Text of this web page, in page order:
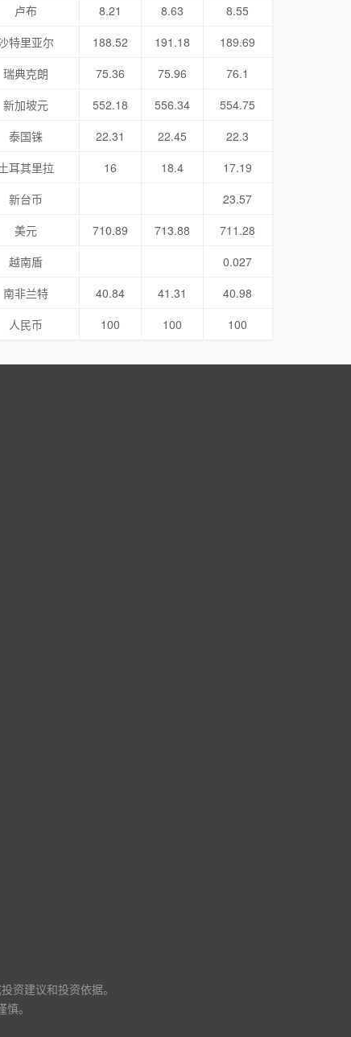
卢布
8.21 8.63
8.55
特里亚尔
188.52 191.18
189.69
瑞典克朗
75.36 75.96
76.1
新加坡元
552.18 556.34
554.75
泰国铢
22.31 22.45
22.3
耳其里拉
16 18.4
17.19
新台币
23.57
美元
710.89 713.88
711.28
越南盾
0.027
南非兰特
40.84 41.31
40.98
人民币
100 100 100
资建议和投资依据。
。